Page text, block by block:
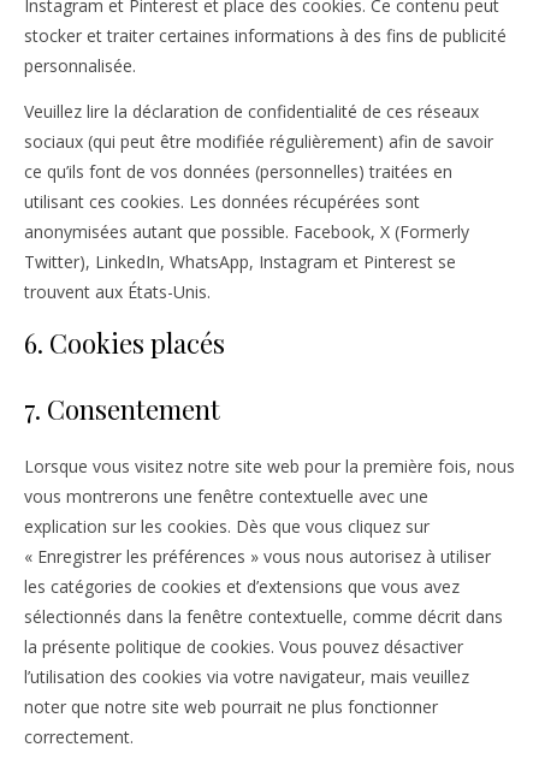
Instagram et Pinterest et place des cookies. Ce contenu peut
stocker et traiter certaines informations à des fins de publicité
personnalisée.
Veuillez lire la déclaration de confidentialité de ces réseaux
sociaux (qui peut être modifiée régulièrement) afin de savoir
ce qu’ils font de vos données (personnelles) traitées en
utilisant ces cookies. Les données récupérées sont
anonymisées autant que possible. Facebook, X (Formerly
Twitter), LinkedIn, WhatsApp, Instagram et Pinterest se
trouvent aux États-Unis.
6. Cookies placés
7. Consentement
Lorsque vous visitez notre site web pour la première fois, nous
vous montrerons une fenêtre contextuelle avec une
explication sur les cookies. Dès que vous cliquez sur
« Enregistrer les préférences » vous nous autorisez à utiliser
les catégories de cookies et d’extensions que vous avez
sélectionnés dans la fenêtre contextuelle, comme décrit dans
la présente politique de cookies. Vous pouvez désactiver
l’utilisation des cookies via votre navigateur, mais veuillez
noter que notre site web pourrait ne plus fonctionner
correctement.